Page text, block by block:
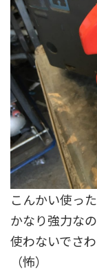
こんかい使っ
かなり強力な
使わないでさ
（怖）